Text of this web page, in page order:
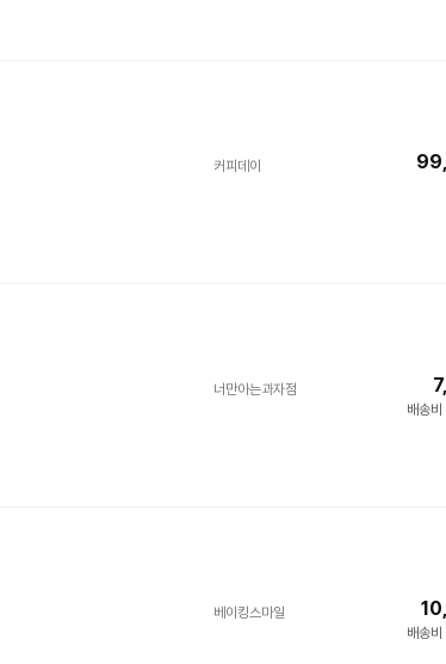
커피데이
너만아는과자점
배송
베이킹스마일
배송